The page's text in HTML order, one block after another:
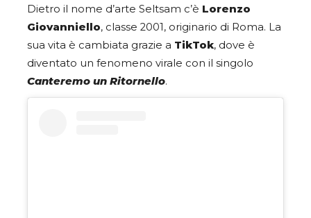
Dietro il nome d’arte Seltsam c’è Lorenzo
Giovanniello, classe 2001, originario di Roma. La
sua vita è cambiata grazie a TikTok, dove è
diventato un fenomeno virale con il singolo
Canteremo un Ritornello.